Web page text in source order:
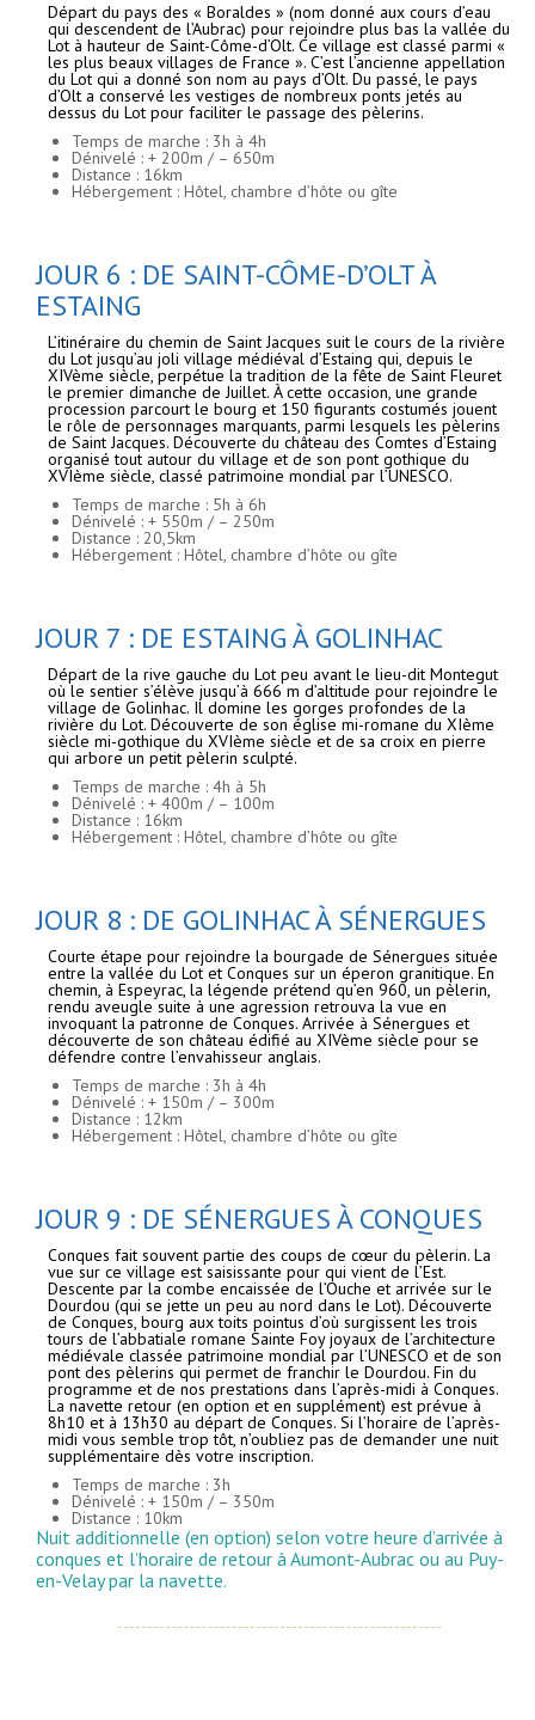
Départ du pays des « Boraldes » (nom donné aux cours d’eau
qui descendent de l’Aubrac) pour rejoindre plus bas la vallée du
Lot à hauteur de Saint-Côme-d’Olt. Ce village est classé parmi «
les plus beaux villages de France ». C’est l’ancienne appellation
du Lot qui a donné son nom au pays d’Olt. Du passé, le pays
d’Olt a conservé les vestiges de nombreux ponts jetés au
dessus du Lot pour faciliter le passage des pèlerins.
Temps de marche : 3h à 4h
Dénivelé : + 200m / – 650m
Distance : 16km
Hébergement : Hôtel, chambre d’hôte ou gîte
JOUR 6 : DE SAINT-CÔME-D’OLT À
ESTAING
L’itinéraire du chemin de Saint Jacques suit le cours de la rivière
du Lot jusqu’au joli village médiéval d’Estaing qui, depuis le
XIVème siècle, perpétue la tradition de la fête de Saint Fleuret
le premier dimanche de Juillet. À cette occasion, une grande
procession parcourt le bourg et 150 figurants costumés jouent
le rôle de personnages marquants, parmi lesquels les pèlerins
de Saint Jacques. Découverte du château des Comtes d’Estaing
organisé tout autour du village et de son pont gothique du
XVIème siècle, classé patrimoine mondial par l’UNESCO.
Temps de marche : 5h à 6h
Dénivelé : + 550m / – 250m
Distance : 20,5km
Hébergement : Hôtel, chambre d’hôte ou gîte
JOUR 7 : DE ESTAING À GOLINHAC
Départ de la rive gauche du Lot peu avant le lieu-dit Montegut
où le sentier s’élève jusqu’à 666 m d’altitude pour rejoindre le
village de Golinhac. Il domine les gorges profondes de la
rivière du Lot. Découverte de son église mi-romane du XIème
siècle mi-gothique du XVIème siècle et de sa croix en pierre
qui arbore un petit pèlerin sculpté.
Temps de marche : 4h à 5h
Dénivelé : + 400m / – 100m
Distance : 16km
Hébergement : Hôtel, chambre d’hôte ou gîte
JOUR 8 : DE GOLINHAC À SÉNERGUES
Courte étape pour rejoindre la bourgade de Sénergues située
entre la vallée du Lot et Conques sur un éperon granitique. En
chemin, à Espeyrac, la légende prétend qu’en 960, un pèlerin,
rendu aveugle suite à une agression retrouva la vue en
invoquant la patronne de Conques. Arrivée à Sénergues et
découverte de son château édifié au XIVème siècle pour se
défendre contre l’envahisseur anglais.
Temps de marche : 3h à 4h
Dénivelé : + 150m / – 300m
Distance : 12km
Hébergement : Hôtel, chambre d’hôte ou gîte
JOUR 9 : DE SÉNERGUES À CONQUES
Conques fait souvent partie des coups de cœur du pèlerin. La
vue sur ce village est saisissante pour qui vient de l’Est.
Descente par la combe encaissée de l’Ouche et arrivée sur le
Dourdou (qui se jette un peu au nord dans le Lot). Découverte
de Conques, bourg aux toits pointus d’où surgissent les trois
tours de l’abbatiale romane Sainte Foy joyaux de l’architecture
médiévale classée patrimoine mondial par l’UNESCO et de son
pont des pèlerins qui permet de franchir le Dourdou. Fin du
programme et de nos prestations dans l’après-midi à Conques.
La navette retour (en option et en supplément) est prévue à
8h10 et à 13h30 au départ de Conques. Si l’horaire de l’après-
midi vous semble trop tôt, n’oubliez pas de demander une nuit
supplémentaire dès votre inscription.
Temps de marche : 3h
Dénivelé : + 150m / – 350m
Distance : 10km
Nuit additionnelle (en option) selon votre heure d’arrivée à
conques et l’horaire de retour à Aumont-Aubrac ou au Puy-
en-Velay par la navette.